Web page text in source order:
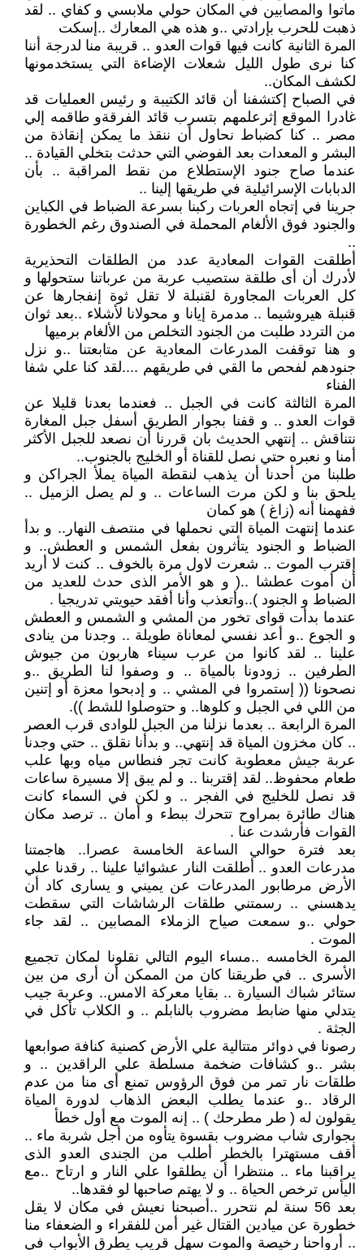
ماتوا والمصابين في المكان حولي ملابسي و كفاي .. لقد
ذهبت للحرب بإرادتي ..و هذه هي المعارك ..إسكت
المرة الثانية كانت فيها قوات العدو .. قريبة منا لدرجة أننا
كنا نرى طول الليل شعلات الإضاءة التي يستخدمونها
لكشف المكان..
في الصباح إكتشفنا أن قائد الكتيبة و رئيس العمليات قد
غادرا الموقع إثرعلمهم بتسرب قائد الفرقةو طاقمه إلي
مصر .. كنا كضباط نحاول أن ننقذ ما يمكن إنقاذة من
البشر و المعدات بعد الفوضي التي حدثت بتخلي القيادة ..
عندما صاح جنود الإستطلاع من نقط المراقبة .. بأن
الدبابات الإسرائيلية في طريقها إلينا ..
جرينا في إتجاه العربات ركبنا بسرعة الضباط في الكباين
والجنود فوق الألغام المحملة في الصندوق رغم الخطورة
..
أطلقت القوات المعادية عدد من الطلقات التحذيرية
لأدرك أن أى طلقة ستصيب عربة من عرباتنا ستحولها و
كل العربات المجاورة لقنبلة لا تقل ثوة إنفجارها عن
قنبلة هيروشيما .. مدمرة إيانا و محولانا لأشلاء ..بعد ثوان
من التردد طلبت من الجنود التخلص من الألغام برميها
و هنا توقفت المدرعات المعادية عن متابعتنا ..و نزل
جنودهم لفحص ما القي في طريقهم ....لقد كنا علي شفا
الفناء
المرة الثالثة كانت في الجبل .. فعندما بعدنا قليلا عن
قوات العدو .. و قفنا بجوار الطريق أسفل جبل المغارة
نتناقش .. إنتهي الحديث بان قررنا أن نصعد للجبل الأكثر
أمنا و نعبره حتي نصل للقناة أو الخليج بالجنوب..
طلبنا من أحدنا أن يذهب لنقطة المياة يملأ الجراكن و
يلحق بنا و لكن مرت الساعات .. و لم يصل الزميل ..
ففهمنا أنه (زاغ ) هو كمان
عندما إنتهت المياة التي نحملها في منتصف النهار.. و بدأ
الضباط و الجنود يتأثرون بفعل الشمس و العطش.. و
إقترب الموت .. شعرت لاول مرة بالخوف .. كنت لا أريد
أن أموت عطشا ..( و هو الأمر الذى حدث للعديد من
الضباط و الجنود )..وأتعذب وأنا أفقد حيويتي تدريجيا .
عندما بدأت قواى تخور من المشي و الشمس و العطش
و الجوع ..و أعد نفسي لمعاناة طويلة .. وجدنا من ينادى
علينا .. لقد كانوا من عرب سيناء هاربون من جيوش
الطرفين .. زودونا بالمياة .. و وصفوا لنا الطريق ..و
نصحونا (( إستمروا في المشي .. و إدبحوا معزة أو إتنين
من اللي في الجبل و كلوها.. و حتوصلوا للشط )).
المرة الرابعة .. بعدما نزلنا من الجبل للوادى قرب العصر
.. كان مخزون المياة قد إنتهي.. و بدأنا نقلق .. حتي وجدنا
عربة جيش معطوبة كانت تجر فنطاس مياه وبها علب
طعام محفوظ.. لقد إقتربنا .. و لم يبق إلا مسيرة ساعات
قد نصل للخليج في الفجر .. و لكن في السماء كانت
هناك طائرة بمراوح تتحرك ببطء و أمان .. ترصد مكان
القوات فأرشدت عنا .
بعد فترة حوالي الساعة الخامسة عصرا.. هاجمتنا
مدرعات العدو .. أطلقت النار عشوائيا علينا .. رقدنا علي
الأرض مرطابور المدرعات عن يميني و يسارى كاد أن
يدهسني .. رسمتني طلقات الرشاشات التي سقطت
حولي ..و سمعت صياح الزملاء المصابين .. لقد جاء
الموت .
المرة الخامسه ..مساء اليوم التالي نقلونا لمكان تجميع
الأسرى .. في طريقنا كان من الممكن أن أرى من بين
ستائر شباك السيارة .. بقايا معركة الامس.. وعربة جيب
يتدلي منها ضابط مضروب بالنابلم .. و الكلاب تأكل في
الجثة .
رصونا في دوائر متتالية علي الأرض كصنية كنافة صوابعها
بشر ..و كشافات ضخمة مسلطة علي الراقدين .. و
طلقات نار تمر من فوق الرؤوس تمنع أى منا من عدم
الرقاد ..و عندما يطلب البعض الذهاب لدورة المياة
يقولون له ( طر مطرحك ) .. إنه الموت مع أول خطأ
بجوارى شاب مضروب بقسوة يتأوه من أجل شربة ماء ..
أقف مستهترا بالخطر أطلب من الجندى العدو الذى
يراقبنا ماء .. منتظرا أن يطلقوا علي النار و ارتاح ..مع
اليأس ترخص الحياة .. و لا يهتم صاحبها لو فقدها..
بعد 56 سنة لم نتحرر ..أصبحنا نعيش في مكان لا يقل
خطورة عن ميادين القتال غير أمن للفقراء و الضعفاء منا
.. أرواحنا رخيصة والموت سهل قريب يطرق الأبواب في